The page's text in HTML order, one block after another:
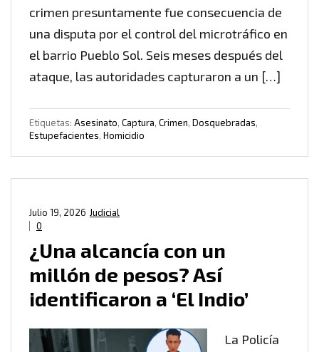
crimen presuntamente fue consecuencia de
una disputa por el control del microtráfico en
el barrio Pueblo Sol. Seis meses después del
ataque, las autoridades capturaron a un […]
Etiquetas: Asesinato, Captura, Crimen, Dosquebradas,
Estupefacientes, Homicidio
Judicial
Julio 19, 2026
0
¿Una alcancía con un
millón de pesos? Así
identificaron a ‘El Indio’
La Policía